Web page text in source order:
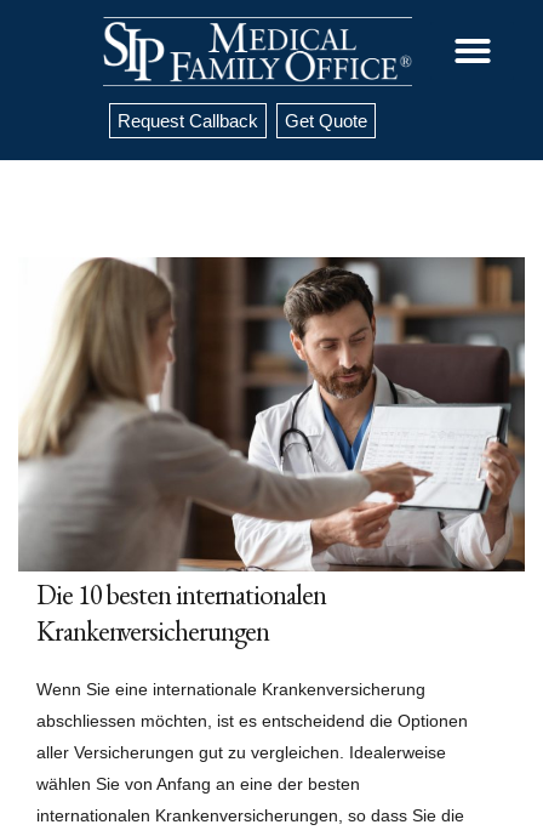
Request Callback Get Quote
Die 10 besten internationalen
Krankenversicherungen
Wenn Sie eine internationale Krankenversicherung
abschliessen möchten, ist es entscheidend die Optionen
aller Versicherungen gut zu vergleichen. Idealerweise
wählen Sie von Anfang an eine der besten
internationalen Krankenversicherungen, so dass Sie die